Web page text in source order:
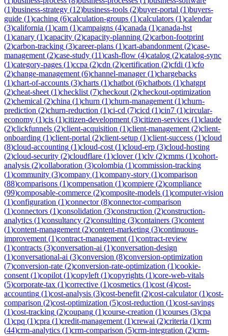
(1)business-strategy (12)business-tools (2)buyer-portal (1)buyers-
guide (1)caching (6)calculation-groups (1)calculators (1)calendar
(3)california (1)cam (1)campaigns (4)canada (1)canada-hst
(1)canary (1)capacity (2)capacity-planning (2)carbon-footprint
(2)carbon-tracking (3)career-plans (1)cart-abandonment (2)case-
management (2)case-study (11)cash-flow (4)catalog (2)catalog-sync
(1)category-pages (1)ccpa (2)cdn (2)certification (2)cfdi (1)cfo
(2)change-management (6)channel-manager(1)chargebacks
(1)chart-of-accounts (3)charts (1)chatbot (6)chatbots (1)chatgpt
(2)cheat-sheet (1)checklist (7)checkout (2)checkout-optimization
(2)chemical (2)china (1)churn (1)churn-management (1)churn-
prediction (2)churn-reduction (1)ci-cd (7)cicd (1)cin7 (1)circular-
economy (1)cis (1)citizen-development (3)citizen-services (1)claude
(2)clickfunnels (2)client-acquisition (1)client-management (2)client-
onboarding (1)client-portal (2)client-setup (1)client-success (1)cloud
(8)cloud-accounting (1)cloud-cost (1)cloud-erp (3)cloud-hosting
(2)cloud-security (2)cloudflare (1)clover(1)clv (2)cmms (1)cohort-
analysis (2)collaboration (3)colombia (1)commission-tracking
(1)community (3)company (1)company-story (1)comparison
(88)comparisons (1)compensation (1)compiere (2)compliance
(99)composable-commerce (2)composite-models (1)computer-vision
(1)configuration (1)connector(8)connector-comparison
(1)connectors (1)consolidation (3)construction (2)construction-
analytics (1)consultancy (2)consulting (3)containers (3)content
(1)content-management (2)content-marketing (3)continuous-
improvement (1)contract-management (1)contract-review
(1)contracts (3)conversation-ai (1)conversation-design
(1)conversational-ai (3)conversion (8)conversion-optimization
(7)conversion-rate (2)conversion-rate-optimization (1)cookie-
consent (1)copilot (1)copyleft (1)copyrights (1)core-web-vitals
(5)corporate-tax (1)corrective (1)cosmetics (1)cost (4)cost-
accounting (1)cost-analysis (3)cost-benefit (2)cost-calculator(1)cost-
comparison (2)cost-optimization (5)cost-reduction (1)cost-savings
(1)cost-tracking (2)coupang (1)course-creation (1)courses (3)cpa
(1)cpq (1)cpra (1)credit-management (1)crewai (2)criteria (1)crm
(44)crm-analytics (1)crm-comparison (5)crm-integration (2)crm-